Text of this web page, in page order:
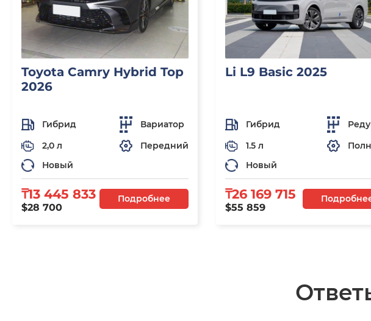
Toyota Camry Hybrid Top
2026
Гибрид
Вариатор
2,0 л
Передний
Новый
₸13 445 833
$28 700
Подробнее
Li L9 Basic 2025
Гибрид
1.5 л
Новый
₸26 169 715
$55 859